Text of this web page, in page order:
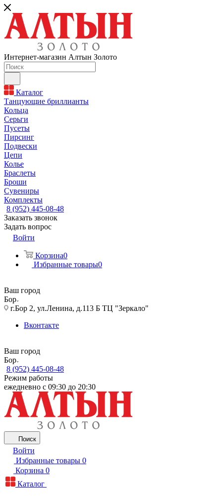
Интернет-магазин Алтын Золото
Каталог
Танцующие бриллианты
Кольца
Серьги
Пусеты
Пирсинг
Подвески
Цепи
Колье
Браслеты
Броши
Сувениры
Комплекты
8 (952) 445-08-48
Заказать звонок
Задать вопрос
Войти
Корзина0
Избранные товары0
Ваш город
Бор
г.Бор 2, ул.Ленина, д.113 Б ТЦ "Зеркало"
Вконтакте
Ваш город
Бор
8 (952) 445-08-48
Режим работы
ежедневно с 09:30 до 20:30
Поиск
Войти
Избранные товары 0
Корзина 0
Каталог